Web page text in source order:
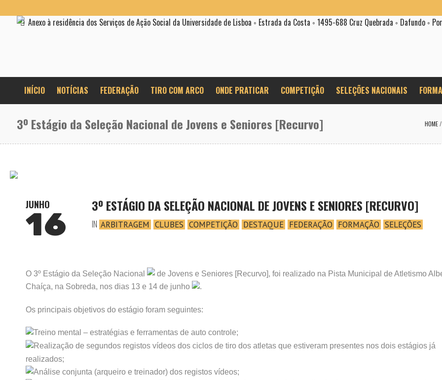
Anexo à residência dos Serviços de Ação Social da Universidade de Lisboa ◦ Estrada da Costa ◦ 1495-688 Cruz Quebrada ◦ Dafundo ◦
INÍCIO NOTÍCIAS FEDERAÇÃO TIRO COM ARCO ONDE PRATICAR COMPETIÇÃO SELEÇÕES NACIONAIS
3º Estágio da Seleção Nacional de Jovens e Seniores [Recurvo] HOME
JUNHO
16
3º ESTÁGIO DA SELEÇÃO NACIONAL DE JOVENS E SENIORES [RECURVO]
IN ARBITRAGEM CLUBES COMPETIÇÃO DESTAQUE FEDERAÇÃO FORMAÇÃO SELEÇÕES
O 3º Estágio da Seleção Nacional
de Jovens e Seniores [Recurvo], foi realizado na Pista Municipal de Atletismo
Chaíça, na Sobreda, nos dias 13 e 14 de junho
.
Os principais objetivos do estágio foram seguintes:
Treino mental – estratégias e ferramentas de auto controle;
Realização de segundos registos vídeos dos ciclos de tiro dos atletas que estiveram presentes nos dois estágios já
realizados;
Análise conjunta (arqueiro e treinador) dos registos vídeos;